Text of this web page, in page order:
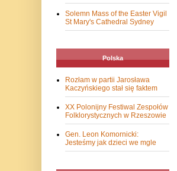
Solemn Mass of the Easter Vigil
St Mary's Cathedral Sydney
Polska
Rozłam w partii Jarosława
Kaczyńskiego stał się faktem
XX Polonijny Festiwal Zespołów
Folklorystycznych w Rzeszowie
Gen. Leon Komornicki:
Jesteśmy jak dzieci we mgle